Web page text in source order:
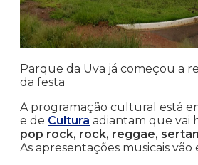
Parque da Uva já começou a
da festa
A programação cultural está
e de Cultura adiantam que vai
pop rock, rock, reggae,
As apresentações musicais vão